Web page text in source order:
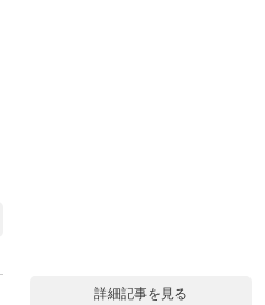
詳細記事を見る